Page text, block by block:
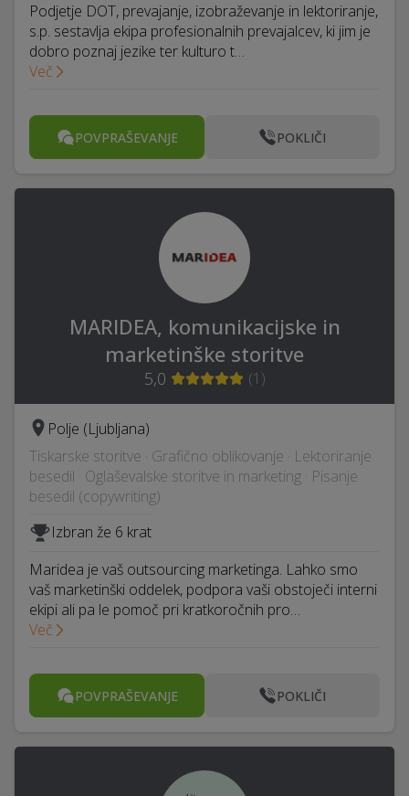
Podjetje DOT, prevajanje, izobraževanje in lektoriranje,
s.p. sestavlja ekipa profesionalnih prevajalcev, ki jim je
dobro poznaj jezike ter kulturo t…
Več
POVPRAŠEVANJE POKLIČI
MARIDEA, komunikacijske in
marketinške storitve
5,0 (1 )
Polje (Ljubljana)
Tiskarske storitve · Grafično oblikovanje · Lektoriranje
besedil · Oglaševalske storitve in marketing · Pisanje
besedil (copywriting)
Izbran že 6 krat
Maridea je vaš outsourcing marketinga. Lahko smo
vaš marketinški oddelek, podpora vaši obstoječi interni
ekipi ali pa le pomoč pri kratkoročnih pro…
Več
POVPRAŠEVANJE POKLIČI